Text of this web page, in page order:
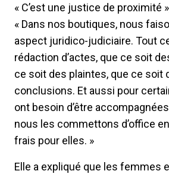
« C’est une justice de proximité
« Dans nos boutiques, nous
aspect juridico-judiciaire. Tout
rédaction d’actes, que ce soit
ce soit des plaintes, que ce soit
conclusions. Et aussi pour
ont besoin d’être
nous les commettons d’office
frais pour elles. »
Elle a expliqué que les femmes